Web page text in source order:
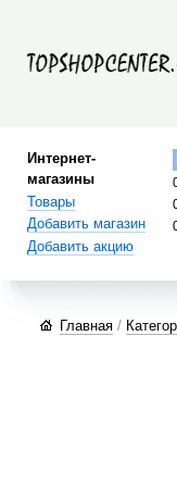
Интернет-
магазины
Товары
Добавить магазин
Добавить акцию
Главная /